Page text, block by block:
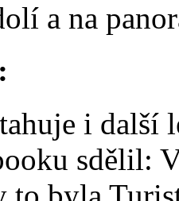
a na
i další
sdělil: